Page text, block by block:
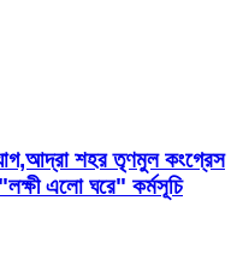
শহর তৃণমুল কংগ্রেস
এলো ঘরে" কর্মসূচি